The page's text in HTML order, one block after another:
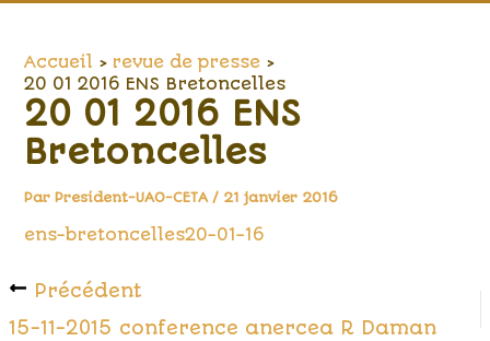
Accueil
revue de presse
20 01 2016 ENS Bretoncelles
20 01 2016 ENS
Bretoncelles
ParPresident-UAO-CETA / 21 janvier 2016
ens-bretoncelles20-01-16
Précédent
15-11-2015 conference anercea R Daman